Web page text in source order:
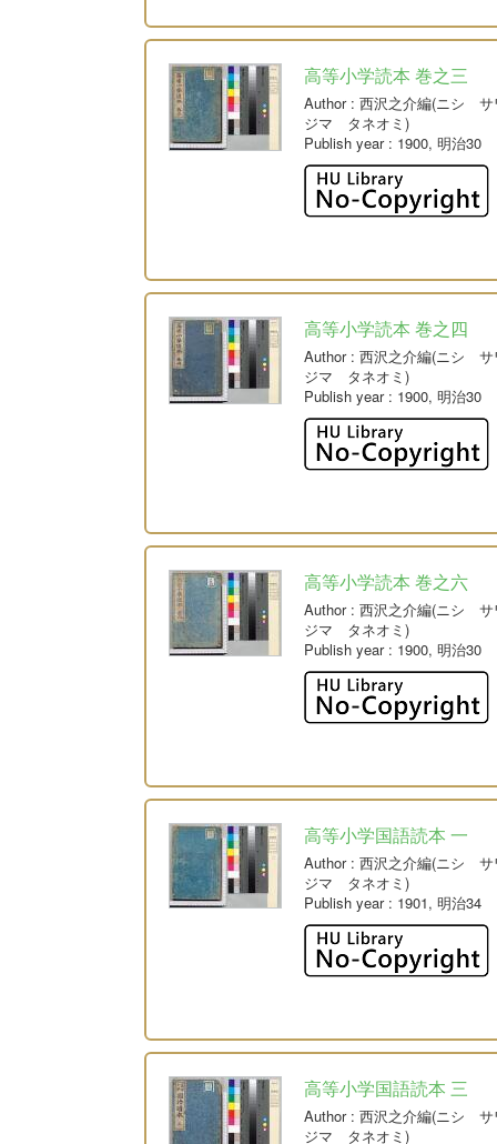
高等小学読本 巻之三
Author: 西沢之介編(ニシ サ
ジマ タネオミ)
Publish year: 1900, 明治30
高等小学読本 巻之四
Author: 西沢之介編(ニシ サ
ジマ タネオミ)
Publish year: 1900, 明治30
高等小学読本 巻之六
Author: 西沢之介編(ニシ サ
ジマ タネオミ)
Publish year: 1900, 明治30
高等小学国語読本 一
Author: 西沢之介編(ニシ サ
ジマ タネオミ)
Publish year: 1901, 明治34
高等小学国語読本 三
Author: 西沢之介編(ニシ サ
ジマ タネオミ)